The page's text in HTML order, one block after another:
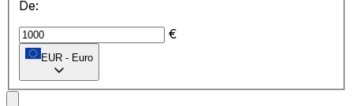
De:
€
EUR - Euro